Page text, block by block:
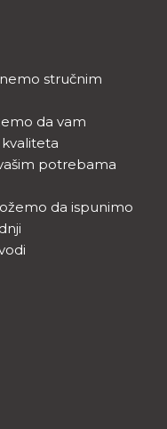
stručnim
da vam
potrebama
da ispunimo